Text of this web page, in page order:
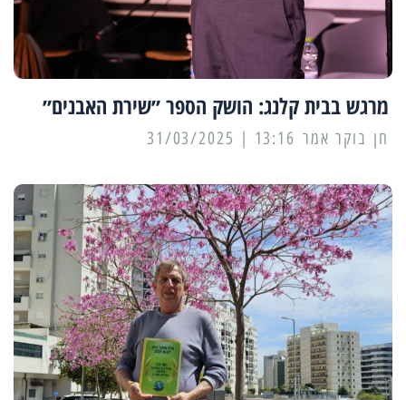
מרגש בבית קלנג: הושק הספר ״שירת האבנים״
13:16 | 31/03/2025